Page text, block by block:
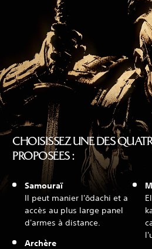
CHOISISSEZ UNE DES
PROPOSÉES :
Samouraï
Il peut manier l'ōdachi et a
accès au plus large panel
d'armes à distance.
Archère